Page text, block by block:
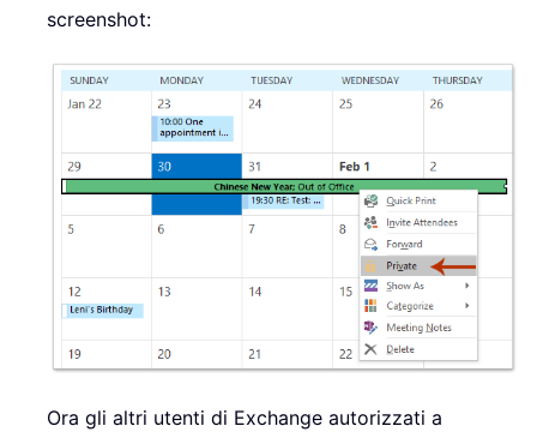
screenshot:
Ora gli altri utenti di Exchange autorizzati a